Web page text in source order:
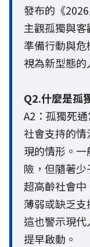
發布的《
主觀孤獨與客
準備行動與
視為新型態的
Q2.什麼是孤
A2：孤獨死
社會支持的
現的情形。
險，但隨著
超高齡社會
薄弱或缺乏支
這也警示現
提早啟動。